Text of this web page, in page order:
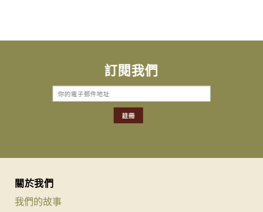
訂閱我們
關於我們
我們的故事